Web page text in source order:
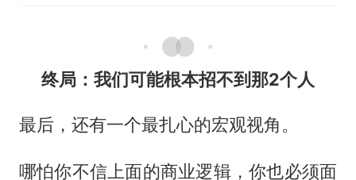
终局：我们可能根本招不到那2个人
最后，还有一个最扎心的宏观视角。
哪怕你不信上面的商业逻辑，你也必须面